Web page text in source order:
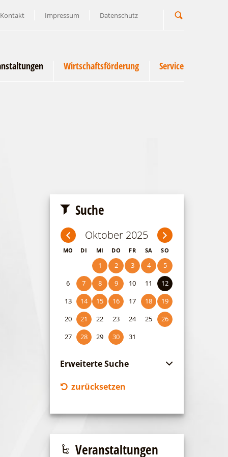
Kontakt Impressum Datenschutz
Wirtschaftsförderung Service
Suche
Oktober 2025
MO DI MI DO FR SA SO
1 2 3 4
5
6
7 8 9 10 11
12
13
14 15 16 17 18
19
20
21 22 23 24 25
26
27
28 29 30 31
Erweiterte Suche
Zeitraum
von
alle Kategorien
Kategorie
Laufzeit
zurücksetzen
Veranstaltungen